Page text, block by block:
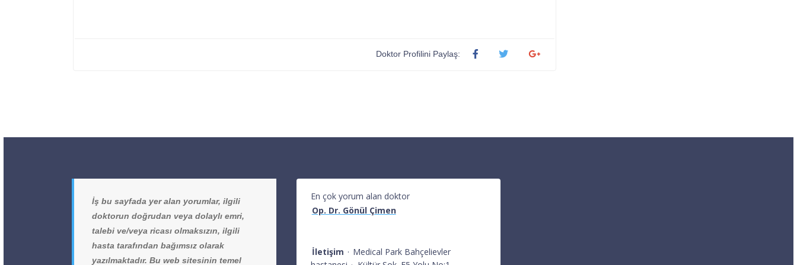
Doktor Profilini Paylaş:
İş bu sayfada yer alan yorumlar, ilgili
doktorun doğrudan veya dolaylı emri,
talebi ve/veya ricası olmaksızın, ilgili
hasta tarafından bağımsız olarak
yazılmaktadır. Bu web sitesinin temel
En çok yorum alan doktor
Op. Dr. Gönül Çimen
İletişim · Medical Park Bahçelievler